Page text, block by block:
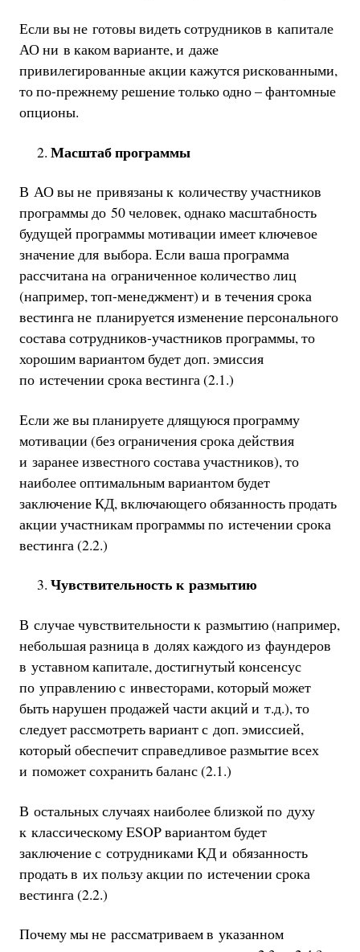
Если вы не готовы видеть сотрудников в капитале
АО ни в каком варианте, и даже
привилегированные акции кажутся рискованными,
то по-прежнему решение только одно – фантомные
опционы.
Масштаб программы
В АО вы не привязаны к количеству участников
программы до 50 человек, однако масштабность
будущей программы мотивации имеет ключевое
значение для выбора. Если ваша программа
рассчитана на ограниченное количество лиц
(например, топ-менеджмент) и в течения срока
вестинга не планируется изменение персонального
состава сотрудников-участников программы, то
хорошим вариантом будет доп. эмиссия
по истечении срока вестинга (2.1.)
Если же вы планируете длящуюся программу
мотивации (без ограничения срока действия
и заранее известного состава участников), то
наиболее оптимальным вариантом будет
заключение КД, включающего обязанность продать
акции участникам программы по истечении срока
вестинга (2.2.)
Чувствительность к размытию
В случае чувствительности к размытию (например,
небольшая разница в долях каждого из фаундеров
в уставном капитале, достигнутый консенсус
по управлению с инвесторами, который может
быть нарушен продажей части акций и т.д.), то
следует рассмотреть вариант с доп. эмиссией,
который обеспечит справедливое размытие всех
и поможет сохранить баланс (2.1.)
В остальных случаях наиболее близкой по духу
к классическому ESOP вариантом будет
заключение с сотрудниками КД и обязанность
продать в их пользу акции по истечении срока
вестинга (2.2.)
Почему мы не рассматриваем в указанном